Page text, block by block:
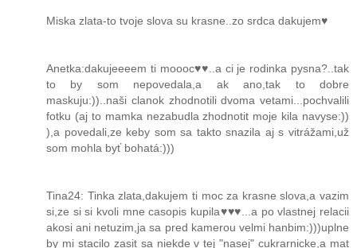
Miska zlata-to tvoje slova su krasne..zo srdca dakujem♥
Anetka:dakujeeeem ti moooc♥♥..a ci je rodinka pysna?..tak
to by som nepovedala,a ak ano,tak to dobre
maskuju:))..naši clanok zhodnotili dvoma vetami...pochvalili
fotku (aj to mamka nezabudla zhodnotit moje kila navyse:))
),a povedali,ze keby som sa takto snazila aj s vitrážami,už
som mohla byť bohatá:)))
Tina24: Tinka zlata,dakujem ti moc za krasne slova,a vazim
si,ze si si kvoli mne casopis kupila♥♥♥...a po vlastnej relacii
akosi ani netuzim,ja sa pred kamerou velmi hanbim:)))uplne
by mi stacilo zasit sa niekde v tej "nasej" cukrarnicke,a mat